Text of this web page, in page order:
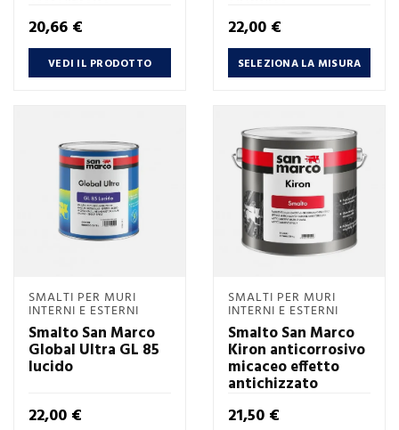
Prezzo
20,66 €
VEDI IL PRODOTTO
Prezzo
22,00 €
SELEZIONA LA MISURA
SMALTI PER MURI
INTERNI E ESTERNI
Smalto San Marco
Global Ultra GL 85
lucido
Prezzo
22,00 €
SMALTI PER MURI
INTERNI E ESTERNI
Smalto San Marco
Kiron anticorrosivo
micaceo effetto
antichizzato
Prezzo
21,50 €